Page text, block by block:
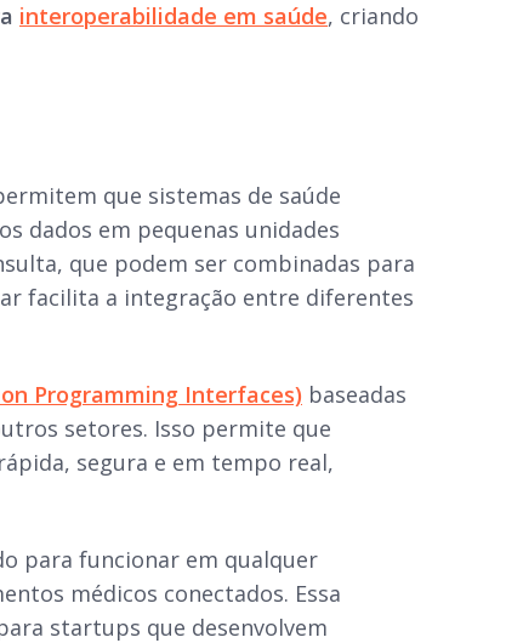
interoperabilidade em saúde, criando
que sistemas de saúde
dados em pequenas unidades
que podem ser combinadas para
facilita a integração entre diferentes
Programming Interfaces) baseadas
setores. Isso permite que
segura e em tempo real,
para funcionar em qualquer
médicos conectados. Essa
startups que desenvolvem